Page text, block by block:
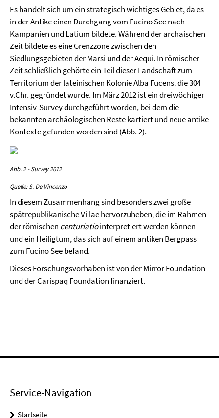
Es handelt sich um ein strategisch wichtiges Gebiet, da es
in der Antike einen Durchgang vom Fucino See nach
Kampanien und Latium bildete. Während der archaischen
Zeit bildete es eine Grenzzone zwischen den
Siedlungsgebieten der Marsi und der Aequi. In römischer
Zeit schließlich gehörte ein Teil dieser Landschaft zum
Territorium der lateinischen Kolonie Alba Fucens, die 304
v.Chr. gegründet wurde. Im März 2012 ist ein dreiwöchiger
Intensiv-Survey durchgeführt worden, bei dem die
bekannten archäologischen Reste kartiert und neue antike
Kontexte gefunden worden sind (Abb. 2).
Abb. 2 - Survey 2012
Quelle: S. De Vincenzo
In diesem Zusammenhang sind besonders zwei große
spätrepublikanische Villae hervorzuheben, die im Rahmen
der römischen centuriatiointerpretiert werden können
und ein Heiligtum, das sich auf einem antiken Bergpass
zum Fucino See befand.
Dieses Forschungsvorhaben ist von der Mirror Foundation
und der Carispaq Foundation finanziert.
Service-Navigation
Startseite